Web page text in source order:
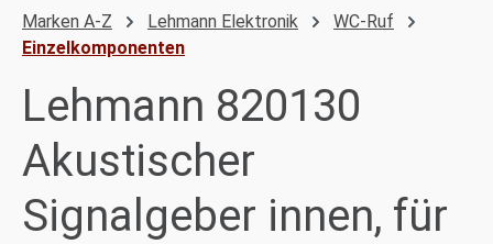
Marken A-Z Lehmann Elektronik
WC-Ruf
Einzelkomponenten
Lehmann 820130
Akustischer
Signalgeber innen, für